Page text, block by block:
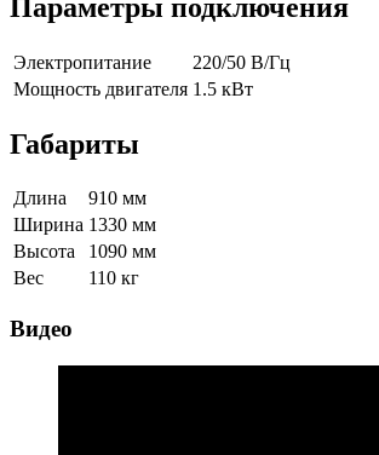
Параметры подключения
Электропитание
220/50 В/Гц
Мощность двигателя 1.5 кВт
Габариты
Длина
910 мм
Ширина 1330 мм
Высота
1090 мм
Вес
110 кг
Видео